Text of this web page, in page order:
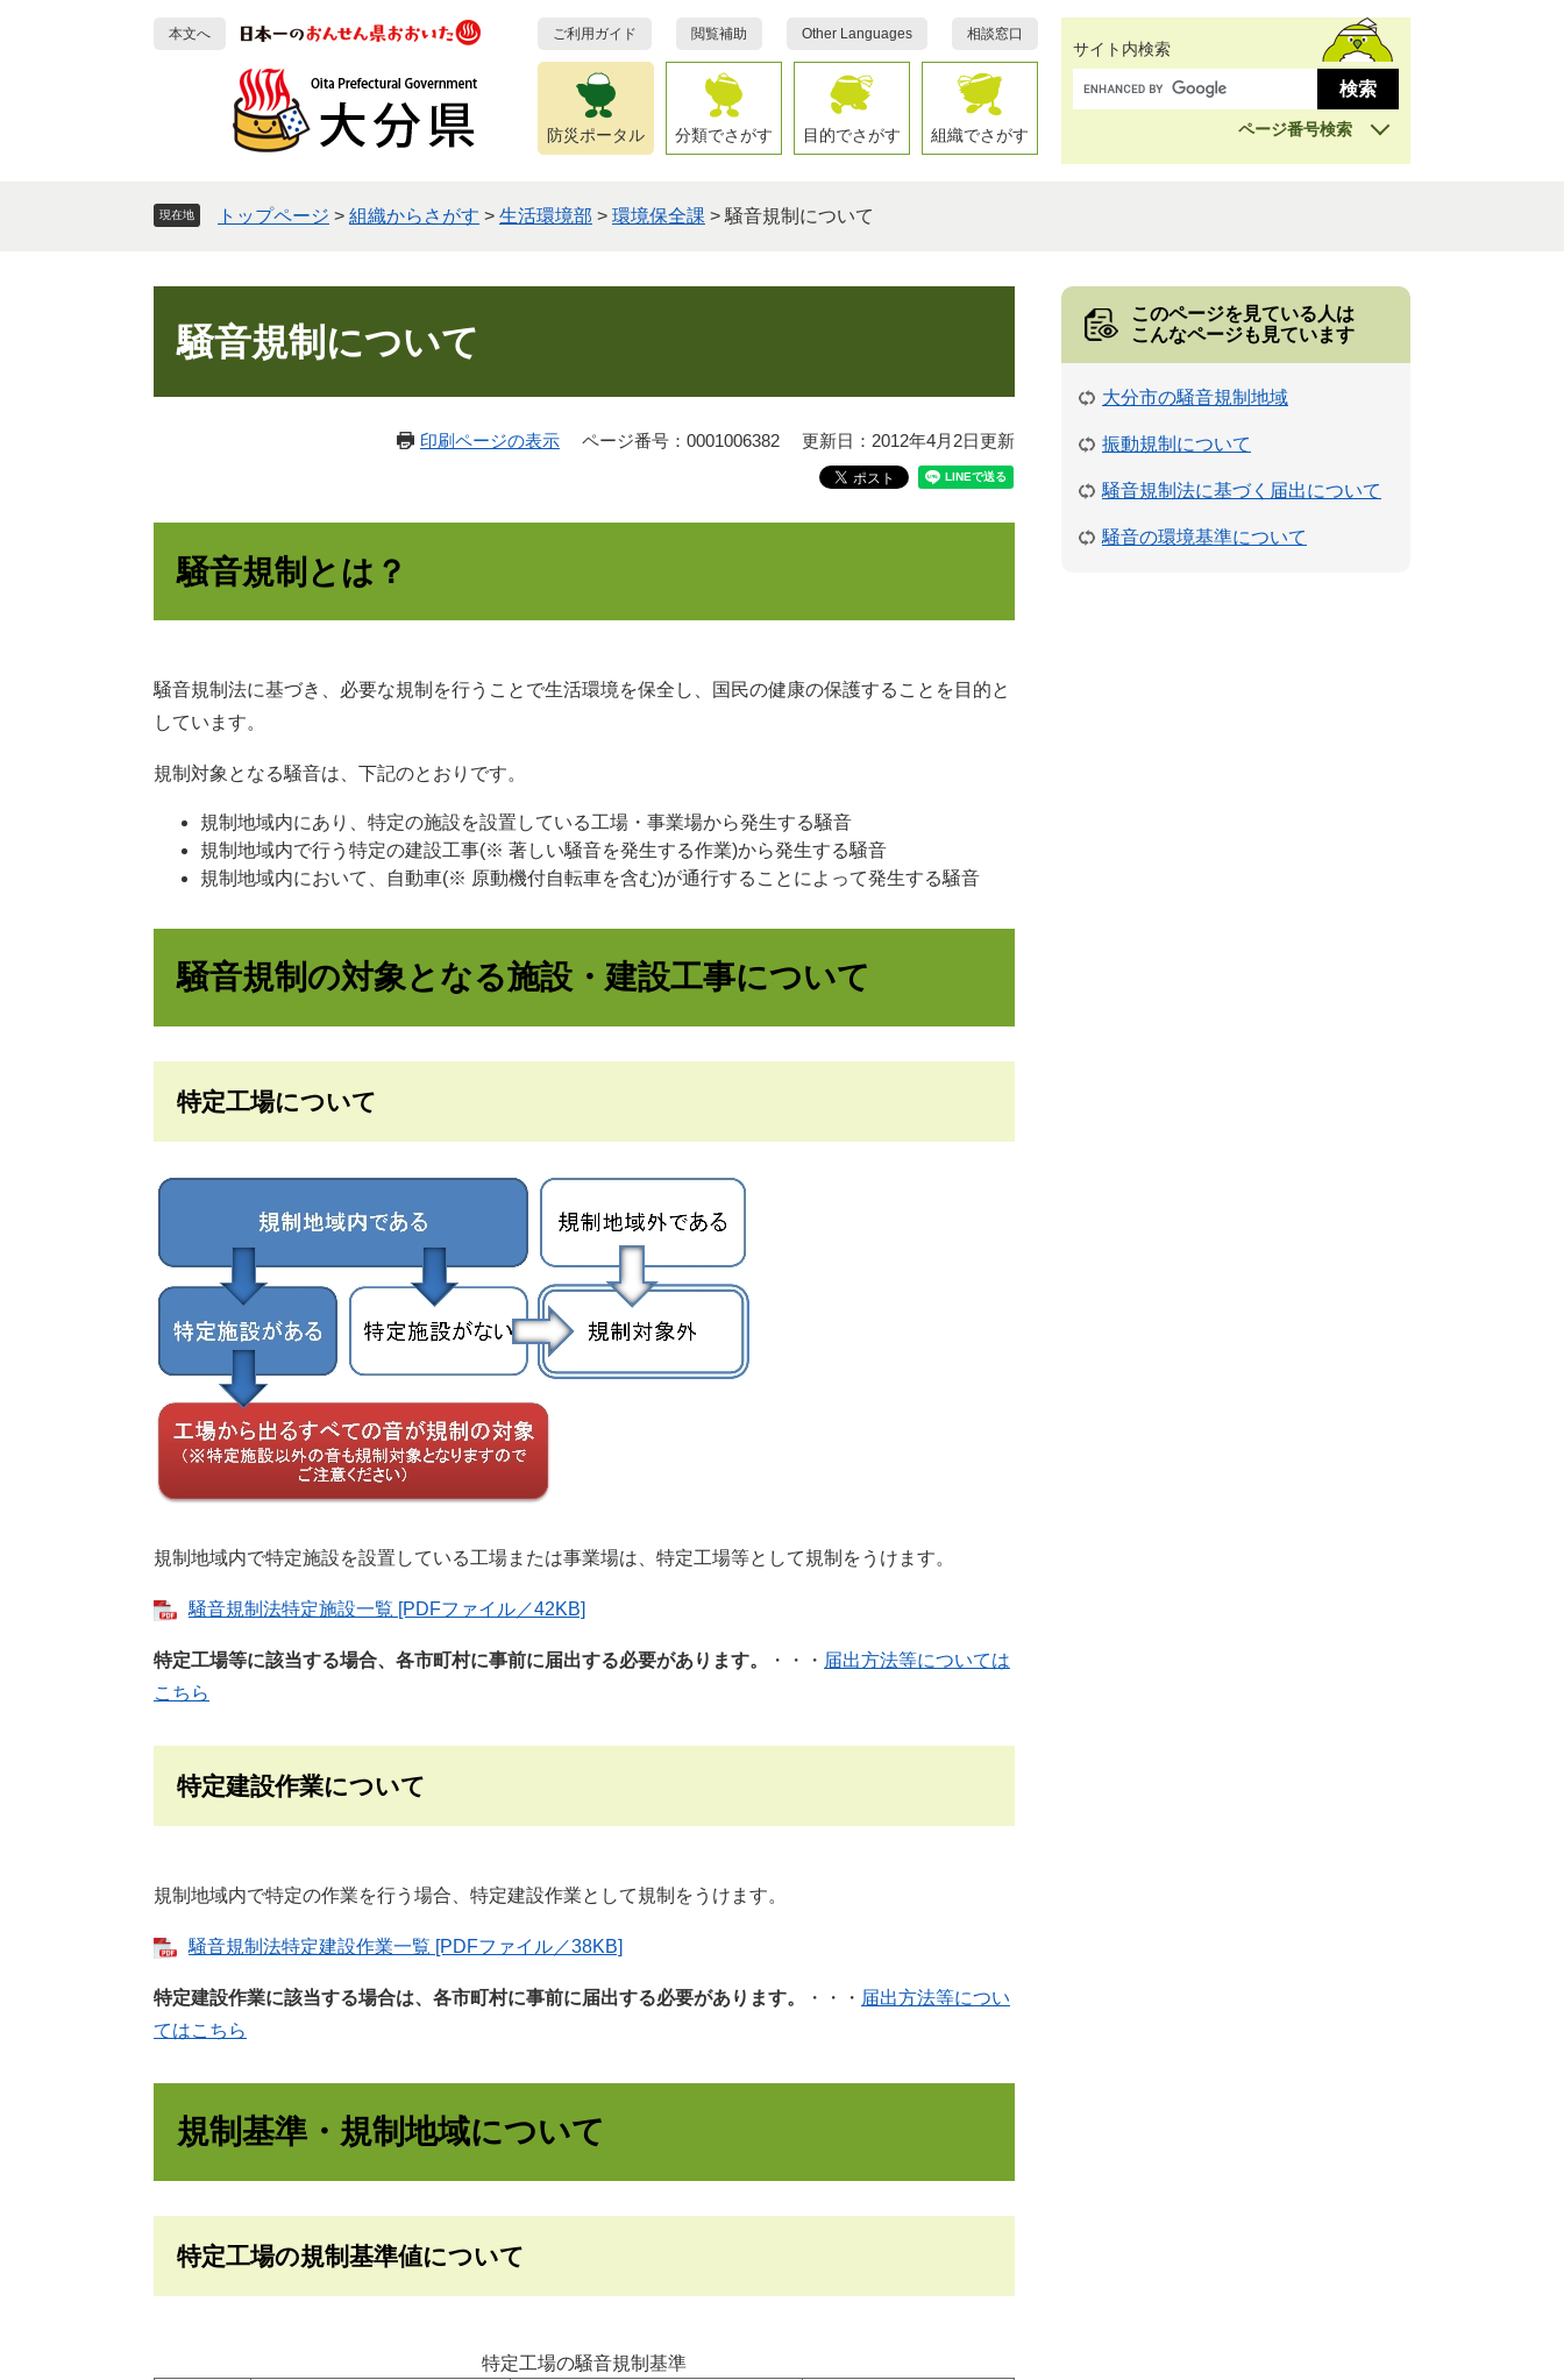
本文へ ご利用ガイド 閲覧補助 Other Languages 相談窓口
防災ポータル 分類でさがす 目的でさがす 組織でさがす
サイト内検索
ページ番号検索
現在地 トップページ > 組織からさがす > 生活環境部 > 環境保全課 > 騒音規制について
騒音規制について
印刷ページの表示 ページ番号：0001006382 更新日：2012年4月2日更新
騒音規制とは？
騒音規制法に基づき、必要な規制を行うことで生活環境を保全し、国民の健康の保護することを目的と
しています。
規制対象となる騒音は、下記のとおりです。
規制地域内にあり、特定の施設を設置している工場・事業場から発生する騒音
規制地域内で行う特定の建設工事(※ 著しい騒音を発生する作業)から発生する騒音
規制地域内において、自動車(※ 原動機付自転車を含む)が通行することによって発生する騒音
騒音規制の対象となる施設・建設工事について
特定工場について
規制地域内で特定施設を設置している工場または事業場は、特定工場等として規制をうけます。
騒音規制法特定施設一覧 [PDFファイル／42KB]
特定工場等に該当する場合、各市町村に事前に届出する必要があります。 ・・・ 届出方法等については
こちら
特定建設作業について
規制地域内で特定の作業を行う場合、特定建設作業として規制をうけます。
騒音規制法特定建設作業一覧 [PDFファイル／38KB]
特定建設作業に該当する場合は、各市町村に事前に届出する必要があります。 ・・・ 届出方法等につい
てはこちら
規制基準・規制地域について
特定工場の規制基準値について
特定工場の騒音規制基準
このページを見ている人は
こんなページも見ています
大分市の騒音規制地域
振動規制について
騒音規制法に基づく届出について
騒音の環境基準について